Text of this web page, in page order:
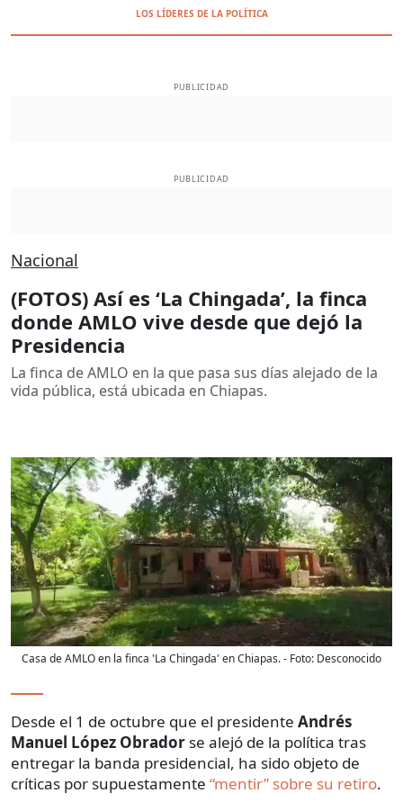
LOS LÍDERES DE LA POLÍTICA
PUBLICIDAD
PUBLICIDAD
Nacional
(FOTOS) Así es ‘La Chingada’, la finca
donde AMLO vive desde que dejó la
Presidencia
La finca de AMLO en la que pasa sus días alejado de la
vida pública, está ubicada en Chiapas.
Casa de AMLO en la finca 'La Chingada' en Chiapas.- Foto: Desconocido
Desde el 1 de octubre que el presidente Andrés
Manuel López Obrador se alejó de la política tras
entregar la banda presidencial, ha sido objeto de
críticas por supuestamente “mentir” sobre su retiro.